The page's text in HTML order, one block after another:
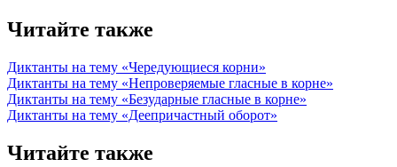
Читайте также
Диктанты на тему «Чередующиеся корни»
Диктанты на тему «Непроверяемые гласные в корне»
Диктанты на тему «Безударные гласные в корне»
Диктанты на тему «Деепричастный оборот»
Читайте также